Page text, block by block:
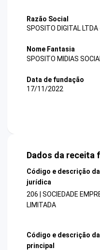
Razão Social
SPOSITO DIGITAL LTDA
Nome Fantasia
SPOSITO MIDIAS
Data de fundação
17/11/2022
Dados da receita
Código e descrição
jurídica
206 | SOCIEDADE
LIMITADA
Código e descrição
principal